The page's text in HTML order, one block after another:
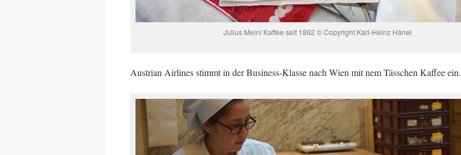
Julius Meinl Kaffee seit 1862 © Copyright Karl-Heinz Hänel
Austrian Airlines stimmt in der Business-Klasse nach Wien mit nem Tässchen Kaffee ein.